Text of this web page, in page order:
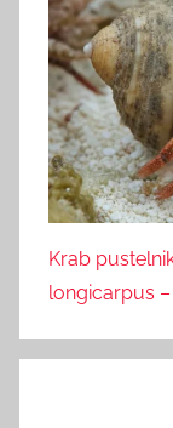
Krab
longicarpus